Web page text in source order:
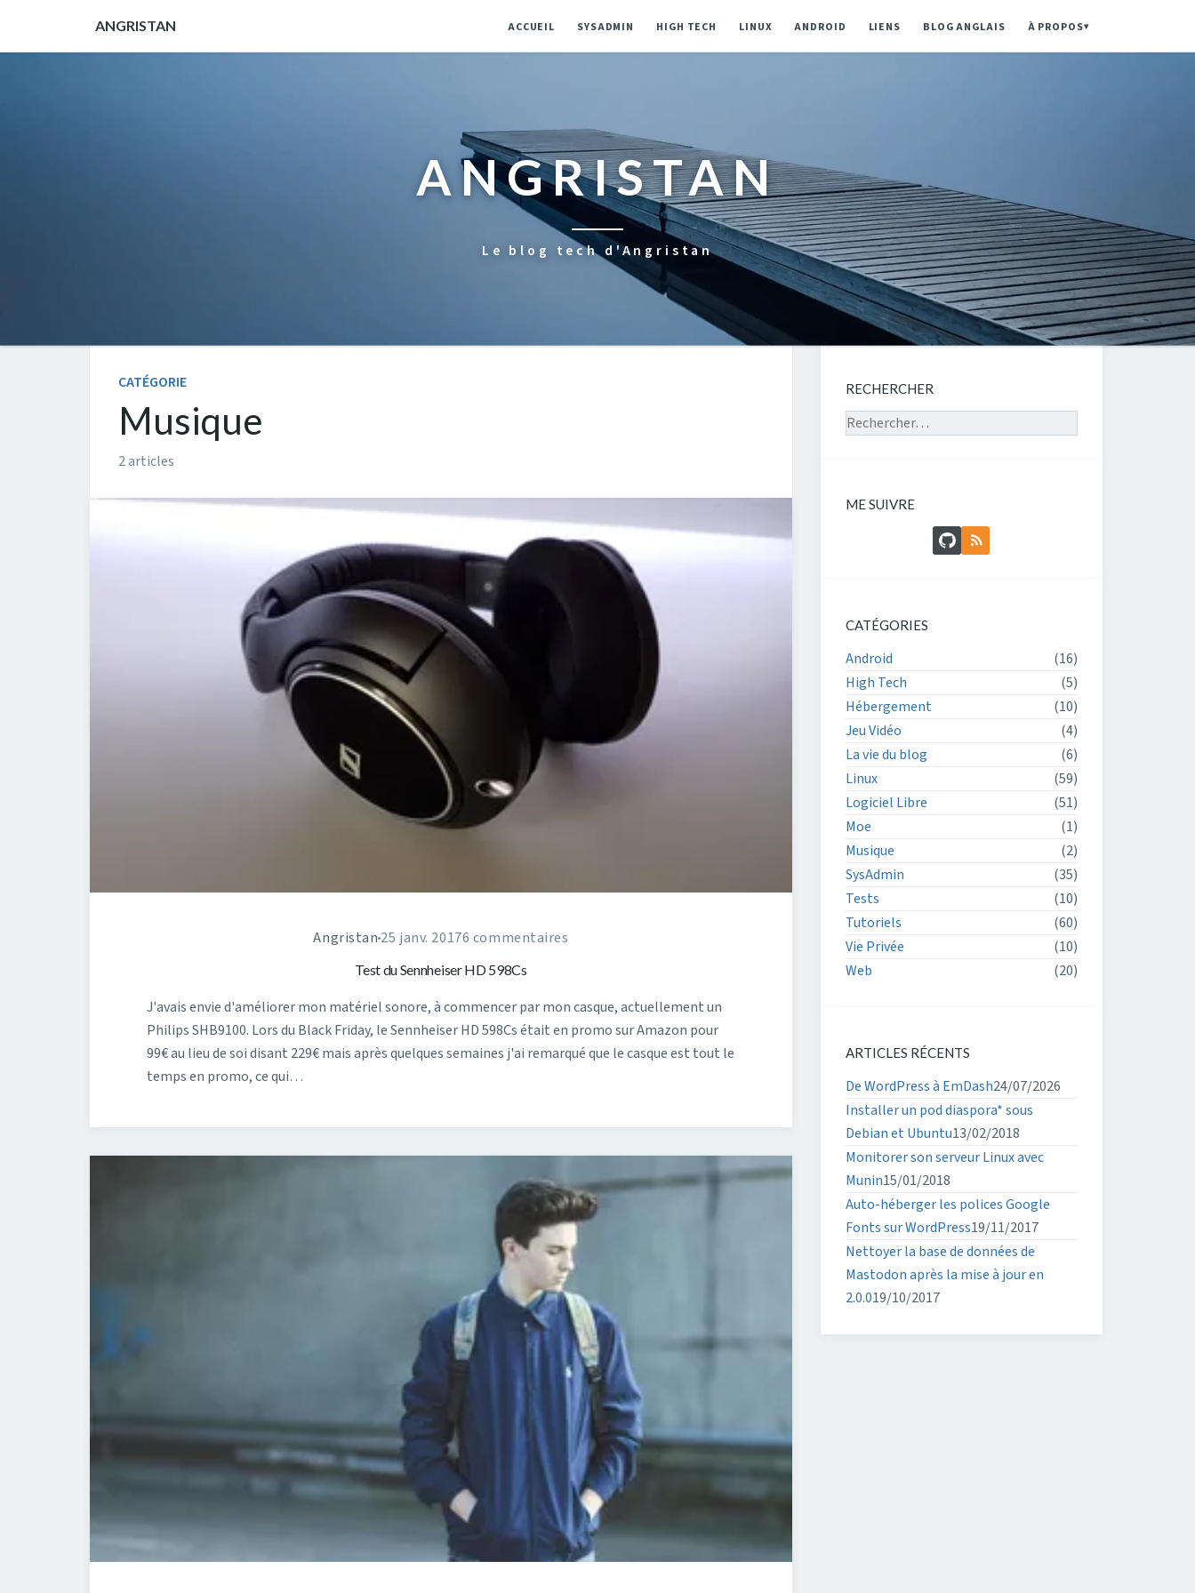
ANGRISTAN ACCUEIL SYSADMIN HIGH TECH LINUX ANDROID LIENS BLOG ANGLAIS À PROPOS▾
ANGRISTAN
Le blog tech d'Angristan
CATÉGORIE
Musique
2 articles
Angristan25 janv. 20176 commentaires
Test du Sennheiser HD 598Cs
J'avais envie d'améliorer mon matériel sonore, à commencer par mon casque, actuellement un
Philips SHB9100. Lors du Black Friday, le Sennheiser HD 598Cs était en promo sur Amazon pour
99€ au lieu de soi disant 229€ mais après quelques semaines j'ai remarqué que le casque est tout le
temps en promo, ce qui…
RECHERCHER
Rechercher sur le site
ME SUIVRE
GitHubFlux RSS
CATÉGORIES
Android
(16)
High Tech
(5)
Hébergement
(10)
Jeu Vidéo
(4)
La vie du blog
(6)
Linux
(59)
Logiciel Libre
(51)
Moe
(1)
Musique
(2)
SysAdmin
(35)
Tests
(10)
Tutoriels
(60)
Vie Privée
(10)
Web
(20)
ARTICLES RÉCENTS
De WordPress à EmDash24/07/2026
Installer un pod diaspora* sous
Debian et Ubuntu13/02/2018
Monitorer son serveur Linux avec
Munin15/01/2018
Auto-héberger les polices Google
Fonts sur WordPress19/11/2017
Nettoyer la base de données de
Mastodon après la mise à jour en
2.0.019/10/2017